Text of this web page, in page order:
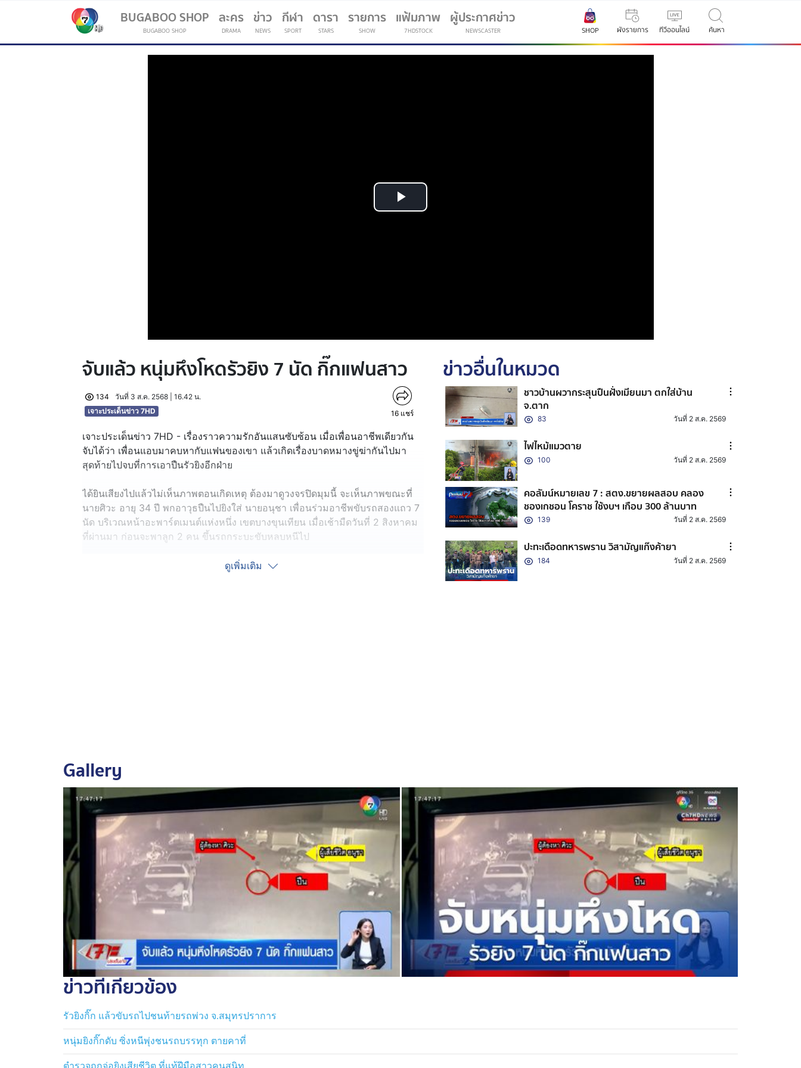
BUGABOO SHOP
BUGABOO SHOP
ละคร
DRAMA
ข่าว
NEWS
กีฬา
SPORT
(current)
ดารา
STARS
รายการ
SHOW
แฟ้มภาพ
7HDSTOCK
ผู้ประกาศข่าว
NEWSCASTER SHOP ผังรายการ ทีวีออนไลน์ ค้นหา
Play
จับแล้ว หนุ่มหึงโหดรัวยิง 7 นัด กิ๊กแฟนสาว
134
วันที่ 3 ส.ค. 2568 | 16.42 น.
เจาะประเด็นข่าว 7HD
16 แชร์
เจาะประเด็นข่าว 7HD - เรื่องราวความรักอันแสนซับซ้อน เมื่อเพื่อนอาชีพเดียวกัน
จับได้ว่า เพื่อนแอบมาคบหากับแฟนของเขา แล้วเกิดเรื่องบาดหมางขู่ฆ่ากันไปมา
สุดท้ายไปจบที่การเอาปืนรัวยิงอีกฝ่าย
ได้ยินเสียงไปแล้วไม่เห็นภาพตอนเกิดเหตุ ต้องมาดูวงจรปิดมุมนี้ จะเห็นภาพขณะที่
นายศิวะ อายุ 34 ปี พกอาวุธปืนไปยิงใส่ นายอนุชา เพื่อนร่วมอาชีพขับรถสองแถว 7
นัด บริเวณหน้าอะพาร์ตเมนต์แห่งหนึ่ง เขตบางขุนเทียน เมื่อเช้ามืดวันที่ 2 สิงหาคม
ที่ผ่านมา ก่อนจะพาลูก 2 คน ขึ้นรถกระบะขับหลบหนีไป
ย้อนเหตุการณ์กลับไปในคืนวันเกิดเหตุ เราได้คุยกับคนที่เกี่ยวข้องกับเรื่องนี้ สรุปได้
มาดวลปืนกัน จึงพกปืนไปด้วย ก่อนจะลงมือก่อเหตุ และหลบหนี
อย่างไรก็ตาม แม้เจ้าตัวจะพูดอย่างหมดเปลือก และให้การรับสารภาพข้อหาฆ่าผู้อื่น
และความผิดตาม พ.ร.บ.อาวุธปืนฯ แต่ก็ขอปฏิเสธที่จะไปทำแผนฯ เพราะไม่ต้องการ
ให้ลูกเห็นภาพที่ไม่ดีของตนเอง ตำรวจจึงนำตัวไปควบคุมไว้ ระหว่างรอเตรียมพาตัว
ไปขออำนาจศาลฯ ฝากขัง พรุ่งนี้ พร้อมยื่นคัดค้านการประกันตัว
ดูเพิ่มเติม
ข่าวอื่นในหมวด
ชาวบ้านผวากระสุนปืนฝั่งเมียนมา ตกใส่บ้าน
จ.ตาก
83 วันที่ 2 ส.ค. 2569
ไฟไหม้แมวตาย
100 วันที่ 2 ส.ค. 2569
คอลัมน์หมายเลข 7 : สตง.ขยายผลสอบ คลอง
ชองเกชอน โคราช ใช้งบฯ เกือบ 300 ล้านบาท
139 วันที่ 2 ส.ค. 2569
ปะทะเดือดทหารพราน วิสามัญแก๊งค้ายา
184 วันที่ 2 ส.ค. 2569
Gallery
ข่าวที่เกี่ยวข้อง
รัวยิงกิ๊ก แล้วขับรถไปชนท้ายรถพ่วง จ.สมุทรปราการ
หนุ่มยิงกิ๊กดับ ซิ่งหนีพุ่งชนรถบรรทุก ตายคาที่
ตำรวจถูกจ่อยิงเสียชีวิต ที่แท้ฝีมือสาวคนสนิท